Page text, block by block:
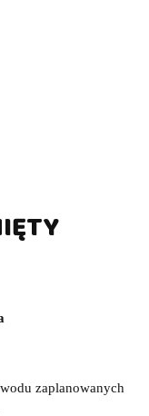
zaplanowanych